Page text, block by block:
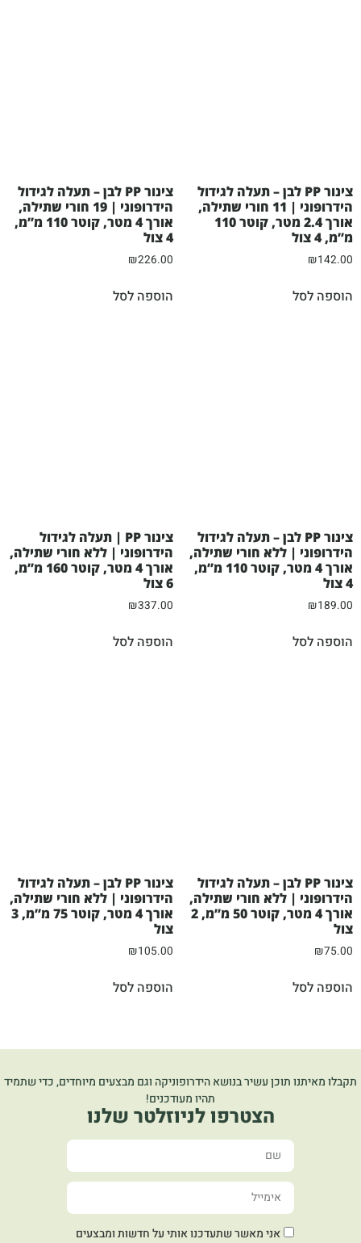
צינור PP לבן – תעלה לגידול
הידרופוני | 11 חורי שתילה,
אורך 2.4 מטר, קוטר 110
מ”מ, 4 צול
₪142.00
הוספה לסל
צינור PP לבן – תעלה לגידול
הידרופוני | 19 חורי שתילה,
אורך 4 מטר, קוטר 110 מ”מ,
4 צול
₪226.00
הוספה לסל
צינור PP לבן – תעלה לגידול
הידרופוני | ללא חורי שתילה,
אורך 4 מטר, קוטר 110 מ”מ,
4 צול
₪189.00
הוספה לסל
צינור PP | תעלה לגידול
הידרופוני | ללא חורי שתילה,
אורך 4 מטר, קוטר 160 מ”מ,
6 צול
₪337.00
הוספה לסל
צינור PP לבן – תעלה לגידול
הידרופוני | ללא חורי שתילה,
אורך 4 מטר, קוטר 50 מ”מ, 2
צול
₪75.00
הוספה לסל
צינור PP לבן – תעלה לגידול
הידרופוני | ללא חורי שתילה,
אורך 4 מטר, קוטר 75 מ”מ, 3
צול
₪105.00
הוספה לסל
תקבלו מאיתנו תוכן עשיר בנושא הידרופוניקה וגם מבצעים מיוחדים, כדי שתמיד
תהיו מעודכנים!
הצטרפו לניוזלטר שלנו
אני מאשר שתעדכנו אותי על חדשות ומבצעים